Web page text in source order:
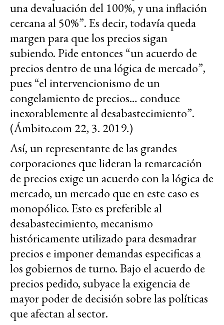
una devaluación del 100%, y una inflación
cercana al 50%”. Es decir, todavía queda
margen para que los precios sigan
subiendo. Pide entonces “un acuerdo de
precios dentro de una lógica de mercado”,
pues “el intervencionismo de un
congelamiento de precios… conduce
inexorablemente al desabastecimiento”.
(Ámbito.com 22, 3. 2019.)
Así, un representante de las grandes
corporaciones que lideran la remarcación
de precios exige un acuerdo con la lógica de
mercado, un mercado que en este caso es
monopólico. Esto es preferible al
desabastecimiento, mecanismo
históricamente utilizado para desmadrar
precios e imponer demandas especificas a
los gobiernos de turno. Bajo el acuerdo de
precios pedido, subyace la exigencia de
mayor poder de decisión sobre las políticas
que afectan al sector.